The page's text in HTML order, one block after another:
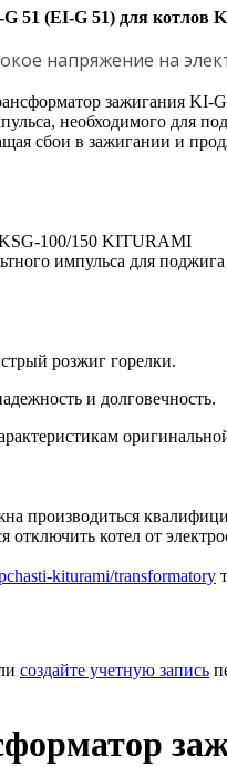
51 (EI-G 51) для котлов
напряжение на
зажигания
необходимого для
сбои в зажигании и
100/150 KITURAMI
импульса для поджига
розжиг горелки.
и долговечность.
производиться
отключить котел от
kiturami/transformatory
создайте учетную запись